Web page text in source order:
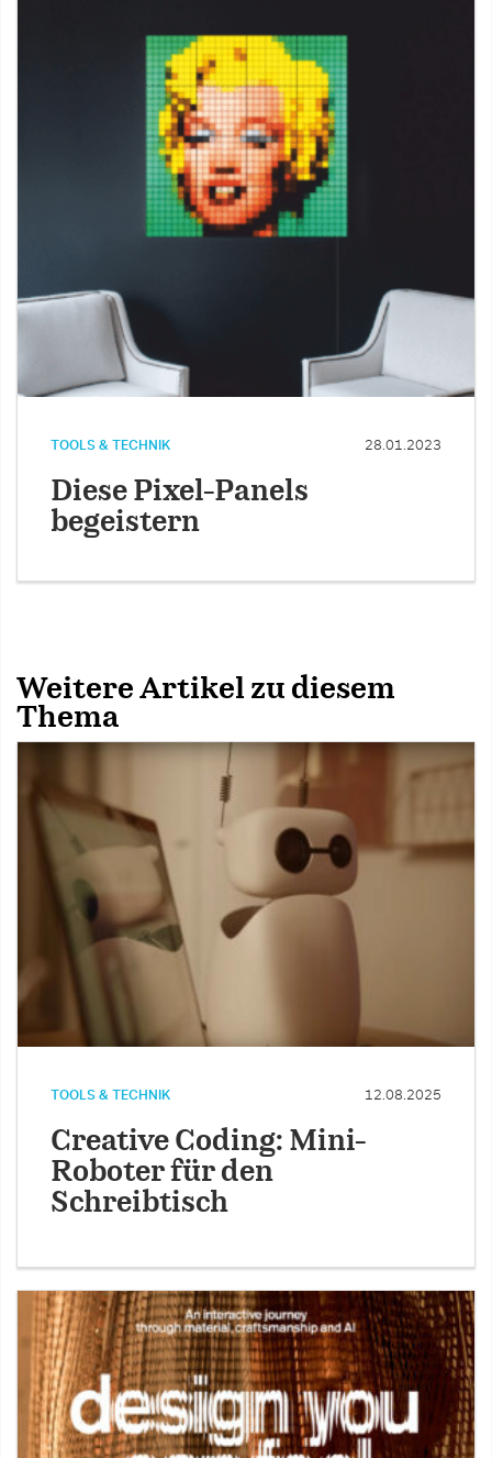
TOOLS & TECHNIK 28.01.2023
Diese Pixel-Panels
begeistern
Weitere Artikel zu diesem
Thema
TOOLS & TECHNIK 12.08.2025
Creative Coding: Mini-
Roboter für den
Schreibtisch